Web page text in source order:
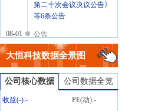
第二十次会议决议公告》
等6条公告
08-01
2026
公告
2026年08月01日发布《大
恒科技:大恒新纪元科技股
份有限公司关于调整2025
年度利润分配每股派发金
额的公告》
大恒科技数据全景图
公司核心数据 公司数据全览
收益(-):- PE(动):-